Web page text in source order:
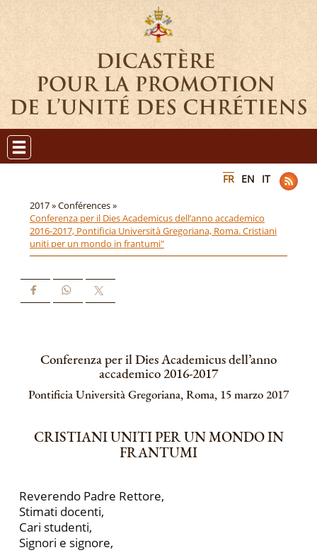
FR EN IT
2017 »Conférences »
Conferenza per il Dies Academicus dell’anno accademico
2016-2017, Pontificia Università Gregoriana, Roma. Cristiani
uniti per un mondo in frantumi"
Conferenza per il Dies Academicus dell’anno
accademico 2016-2017
Pontificia Università Gregoriana, Roma, 15 marzo 2017
CRISTIANI UNITI PER UN MONDO IN
FRANTUMI
Reverendo Padre Rettore,
Stimati docenti,
Cari studenti,
Signori e signore,